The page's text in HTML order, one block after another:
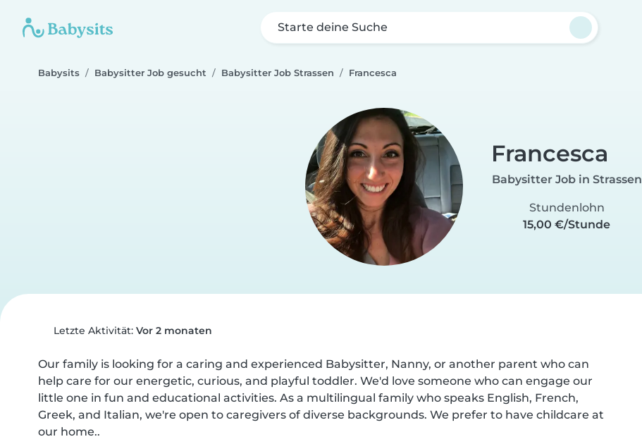
Starte deine Suche
Babysits Babysitter Job gesucht Babysitter Job Strassen Francesca
Francesca
Babysitter Job in Strassen
Stundenlohn
15,00 €/Stunde
Letzte Aktivität: Vor 2 monaten
Our family is looking for a caring and experienced Babysitter, Nanny, or another parent who can
help care for our energetic, curious, and playful toddler. We'd love someone who can engage our
little one in fun and educational activities. As a multilingual family who speaks English, French,
Greek, and Italian, we're open to caregivers of diverse backgrounds. We prefer to have childcare at
our home..